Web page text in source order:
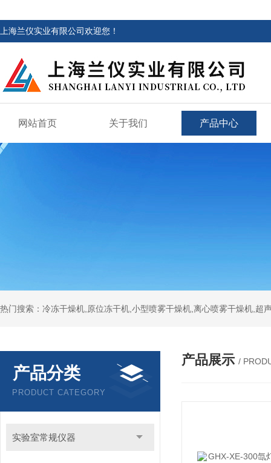
上海兰仪实业有限公司欢迎您！
网站首页 关于我们 产品中心
热门搜索：冷冻干燥机,原位冻干机,小型喷雾干燥机,离心喷雾干燥机,超
产品分类
PRODUCT CATEGORY
实验室常规仪器
产品展示 /